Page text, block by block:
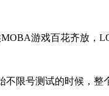
游戏百花齐放，
不限号测试的时候，